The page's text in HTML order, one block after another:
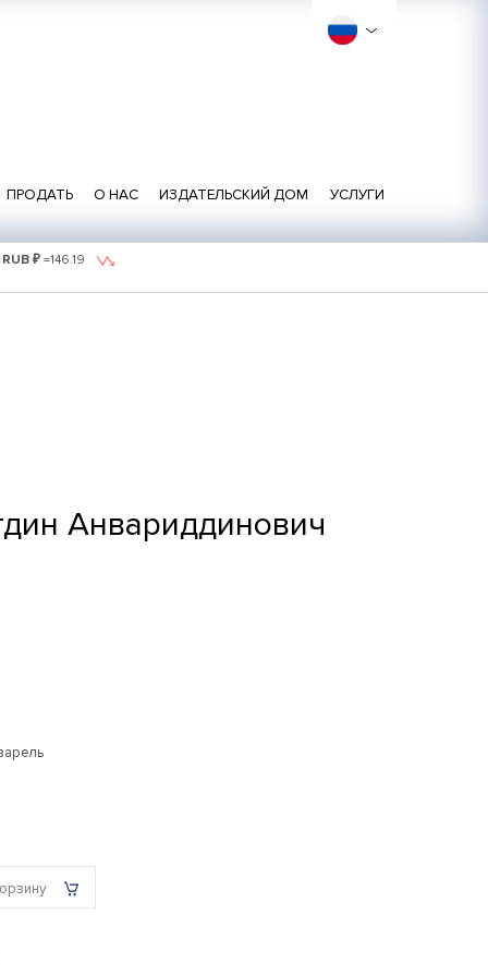
ПРОДАТЬ О НАС ИЗДАТЕЛЬСКИЙ ДОМ УСЛУГИ
RUB ₽ =146.19
Анвариддинович